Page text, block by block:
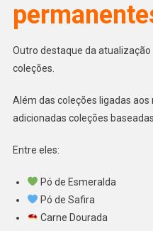
Outro destaque da
coleções.
Além das coleções ligadas
adicionadas coleções
Entre eles:
Pó de Esmeralda
Pó de Safira
Carne Dourada